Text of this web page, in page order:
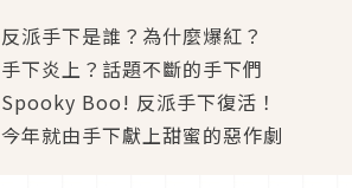
反派手下是誰？為什麼爆紅？
手下炎上？話題不斷的手下們
Spooky Boo! 反派手下復活！
今年就由手下獻上甜蜜的惡作劇